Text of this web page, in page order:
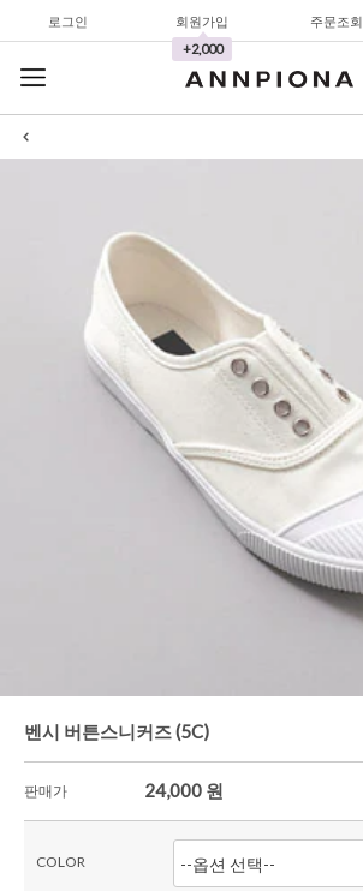
로그인
회원가입
+2,000
주문조회
한정세일
셔츠&블라우스
가디건/니트
셔츠&블라우스
가디건/니트
와이드팬츠
한정세일
벤시 버튼스니커즈 (5C)
판매가 24,000 원
COLOR